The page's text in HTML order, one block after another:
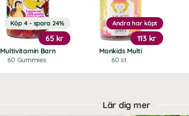
Multivitamin Barn
60 Gummies
Köp 4 - spara 24%
65 kr
Monkids Multi
60 st.
Andra har köpt
113 kr
Lär dig mer